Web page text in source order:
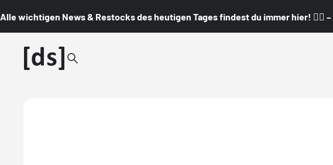
Alle wichtigen News & Restocks des heutigen Tages findest du immer hier! 👇🏼 –